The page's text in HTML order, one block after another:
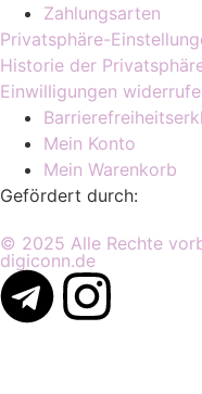
Zahlungsarten
Privatsphäre-
Historie der
Einwilligungen
Mein Konto
Mein Warenkorb
Gefördert durch:
© 2025 Alle Rechte
digiconn.de